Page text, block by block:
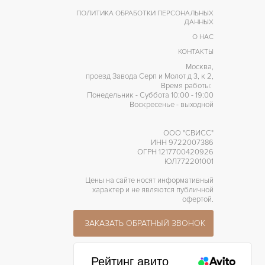
ПОЛИТИКА ОБРАБОТКИ ПЕРСОНАЛЬНЫХ
ДАННЫХ
О НАС
КОНТАКТЫ
Москва,
проезд Завода Серп и Молот д 3, к 2,
Время работы:
Понедельник - Суббота 10:00 - 19:00
Воскресенье - выходной
ООО "СВИСС"
ИНН 9722007386
ОГРН 1217700420926
ЮЛ772201001
Цены на сайте носят информативный
характер и не являются публичной
офертой.
ЗАКАЗАТЬ ОБРАТНЫЙ ЗВОНОК
Рейтинг авито